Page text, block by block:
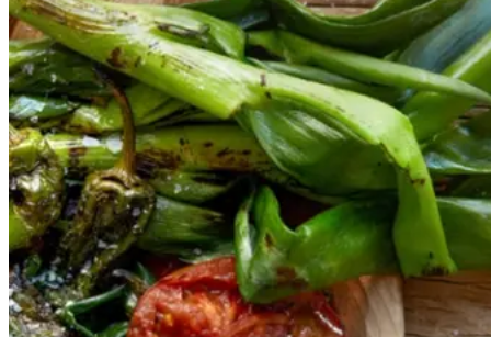
r ogog salbitxada-
saucesalbitxada-
sauce
Gem opskrift
Vegansk
Vegetarisk